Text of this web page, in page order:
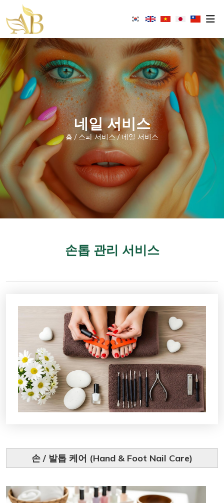
An
Bang
Spa
-
Masagge
&
Nail
네일 서비스
홈 스파 서비스 네일 서비스
손톱 관리 서비스
손 / 발톱 케어 (Hand & Foot Nail Care)